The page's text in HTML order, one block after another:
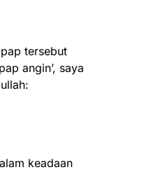
tersebut
angin’, saya
keadaan